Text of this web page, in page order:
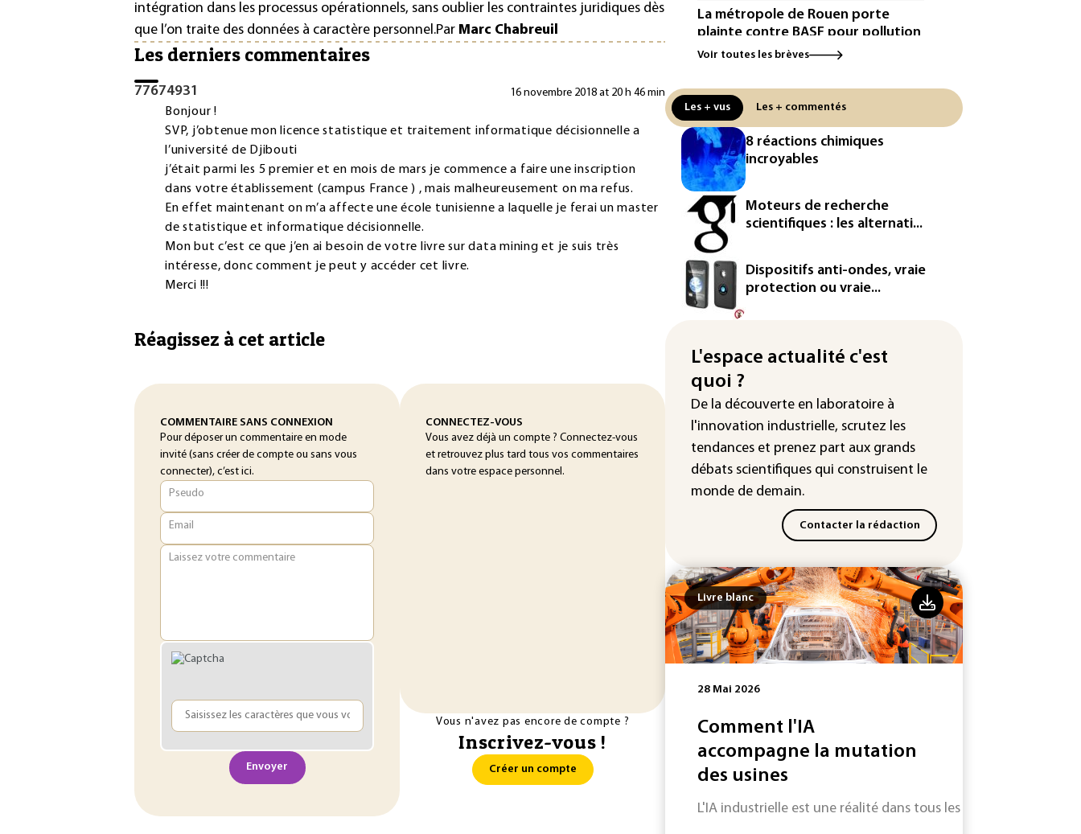
intégration dans les processus opérationnels, sans oublier les contraintes juridiques dès
que l’on traite des données à caractère personnel.Par Marc Chabreuil
Les derniers commentaires
77674931 16 novembre 2018 at 20 h 46 min
Bonjour !
SVP, j’obtenue mon licence statistique et traitement informatique décisionnelle a
l’université de Djibouti
j’était parmi les 5 premier et en mois de mars je commence a faire une inscription
dans votre établissement (campus France ) , mais malheureusement on ma refus.
En effet maintenant on m’a affecte une école tunisienne a laquelle je ferai un master
de statistique et informatique décisionnelle.
Mon but c’est ce que j’en ai besoin de votre livre sur data mining et je suis très
intéresse, donc comment je peut y accéder cet livre.
Merci !!!
Réagissez à cet article
COMMENTAIRE SANS CONNEXION
Pour déposer un commentaire en mode
invité (sans créer de compte ou sans vous
connecter), c’est ici.
Pseudo
Email
Laissez votre commentaire
Envoyer
CONNECTEZ-VOUS
Vous avez déjà un compte ? Connectez-vous
et retrouvez plus tard tous vos commentaires
dans votre espace personnel.
Vous n'avez pas encore de compte ?
Inscrivez-vous !
Créer un compte
La métropole de Rouen porte
plainte contre BASF pour pollution
aux PFAS
la centrale de Golfech reconnectée
au réseau
Véhicules de livraison autonomes:
la France ouvre la voie à leur
homologation
Iris³: Eutelsat investira 3,4 milliards
d'euros dans la future
constellation européenne
Le magazine VSD racheté par
l'entrepreneur Vianney d'Alançon
attendue au plus bas depuis 1980
"Retour en force" progressif de la
chaleur dans les prochains jours en
France
Voir toutes les brèves
Les + vus Les + commentés
8 réactions chimiques
incroyables
Moteurs de recherche
scientifiques : les alternati...
Dispositifs anti-ondes, vraie
protection ou vraie...
L'espace actualité c'est
quoi ?
De la découverte en laboratoire à
l'innovation industrielle, scrutez les
tendances et prenez part aux grands
débats scientifiques qui construisent le
monde de demain.
Contacter la rédaction
Livre blanc
28 Mai 2026
Comment l'IA
accompagne la mutation
des usines
L'IA industrielle est une réalité dans tous les secteurs d'activité.